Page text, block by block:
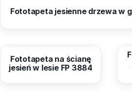
Fototapeta jesienne drzewa w
od40,96 zł
Fototapeta na ścianę
jesień w lesie FP 3884
od40,96 zł